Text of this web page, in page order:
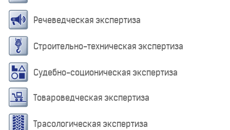
Речеведческая экспертиза
Строительно-техническая экспертиза
Судебно-соционическая экспертиза
Товароведческая экспертиза
Трасологическая экспертиза